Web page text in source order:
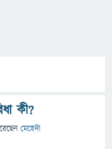
কী?
মেহেদী